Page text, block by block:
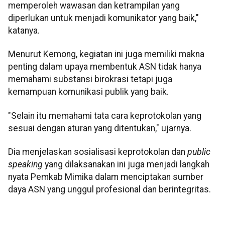
memperoleh wawasan dan ketrampilan yang
diperlukan untuk menjadi komunikator yang baik,"
katanya.
Menurut Kemong, kegiatan ini juga memiliki makna
penting dalam upaya membentuk ASN tidak hanya
memahami substansi birokrasi tetapi juga
kemampuan komunikasi publik yang baik.
"Selain itu memahami tata cara keprotokolan yang
sesuai dengan aturan yang ditentukan," ujarnya.
Dia menjelaskan sosialisasi keprotokolan dan public
speaking yang dilaksanakan ini juga menjadi langkah
nyata Pemkab Mimika dalam menciptakan sumber
daya ASN yang unggul profesional dan berintegritas.